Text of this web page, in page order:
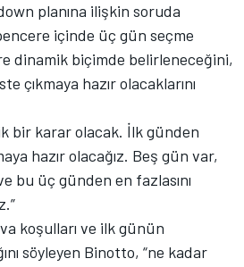
planına ilişkin soruda
içinde üç gün seçme
dinamik biçimde belirleneceğini,
çıkmaya hazır olacaklarını
bir karar olacak. İlk günden
hazır olacağız. Beş gün var,
bu üç günden en fazlasını
koşulları ve ilk günün
söyleyen Binotto, “ne kadar